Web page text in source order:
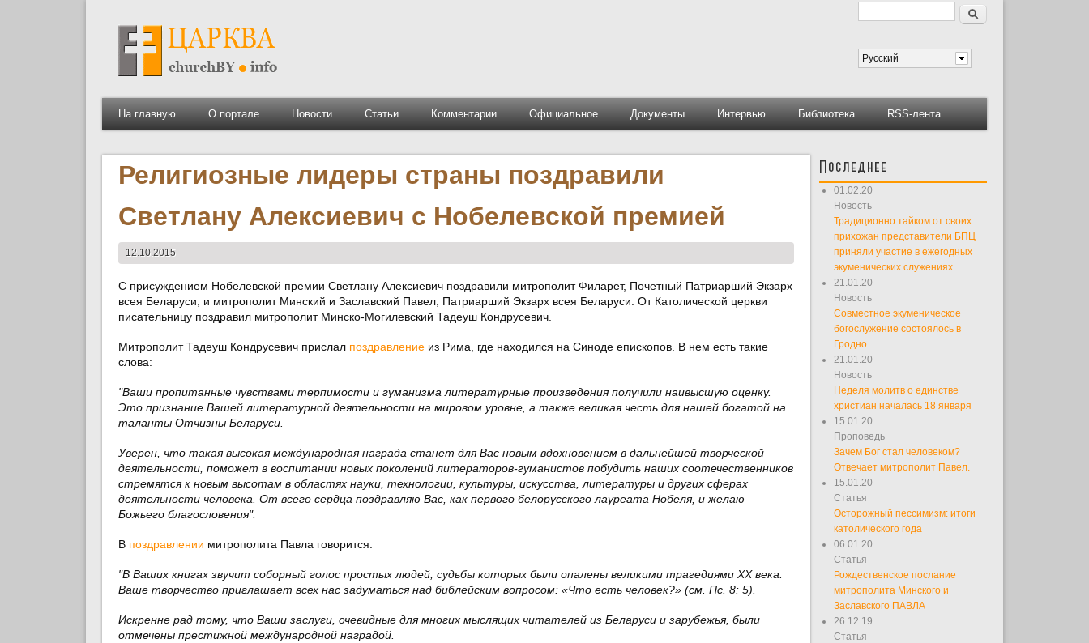
Форма поиска
Поиск
Русский
На главную О портале Новости Статьи Комментарии Официальное Документы Интервью Библиотека RSS-лента
Религиозные лидеры страны поздравили
Светлану Алексиевич с Нобелевской премией
12.10.2015
С присуждением Нобелевской премии Светлану Алексиевич поздравили митрополит Филарет, Почетный Патриарший Экзарх
всея Беларуси, и митрополит Минский и Заславский Павел, Патриарший Экзарх всея Беларуси. От Католической церкви
писательницу поздравил митрополит Минско-Могилевский Тадеуш Кондрусевич.
Митрополит Тадеуш Кондрусевич прислал поздравлениеиз Рима, где находился на Синоде епископов. В нем есть такие
слова:
"Ваши пропитанные чувствами терпимости и гуманизма литературные произведения получили наивысшую оценку.
Это признание Вашей литературной деятельности на мировом уровне, а также великая честь для нашей богатой на
таланты Отчизны Беларуси.
Уверен, что такая высокая международная награда станет для Вас новым вдохновением в дальнейшей творческой
деятельности, поможет в воспитании новых поколений литераторов-гуманистов побудить наших соотечественников
стремятся к новым высотам в областях науки, технологии, культуры, искусства, литературы и других сферах
деятельности человека. От всего сердца поздравляю Вас, как первого белорусского лауреата Нобеля, и желаю
Божьего благословения".
В поздравлении митрополита Павла говорится:
"В Ваших книгах звучит соборный голос простых людей, судьбы которых были опалены великими трагедиями ХХ века.
Ваше творчество приглашает всех нас задуматься над библейским вопросом: «Что есть человек?» (см. Пс. 8: 5).
Искренне рад тому, что Ваши заслуги, очевидные для многих мыслящих читателей из Беларуси и зарубежья, были
отмечены престижной международной наградой.
Последнее
01.02.20
Новость
Традиционно тайком от своих
прихожан представители БПЦ
приняли участие в ежегодных
экуменических служениях
21.01.20
Новость
Совместное экуменическое
богослужение состоялось в
Гродно
21.01.20
Новость
Неделя молитв о единстве
христиан началась 18 января
15.01.20
Проповедь
Зачем Бог стал человеком?
Отвечает митрополит Павел.
15.01.20
Статья
Осторожный пессимизм: итоги
католического года
06.01.20
Статья
Рождественское послание
митрополита Минского и
Заславского ПАВЛА
26.12.19
Статья